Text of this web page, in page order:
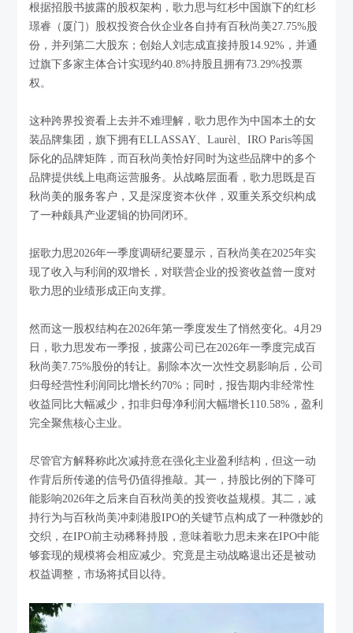
根据招股书披露的股权架构，歌力思与红杉中国旗下的红杉
璟睿（厦门）股权投资合伙企业各自持有百秋尚美27.75%股
份，并列第二大股东；创始人刘志成直接持股14.92%，并通
过旗下多家主体合计实现约40.8%持股且拥有73.29%投票
权。
这种跨界投资看上去并不难理解，歌力思作为中国本土的女
装品牌集团，旗下拥有ELLASSAY、Laurèl、IRO Paris等国
际化的品牌矩阵，而百秋尚美恰好同时为这些品牌中的多个
品牌提供线上电商运营服务。从战略层面看，歌力思既是百
秋尚美的服务客户，又是深度资本伙伴，双重关系交织构成
了一种颇具产业逻辑的协同闭环。
据歌力思2026年一季度调研纪要显示，百秋尚美在2025年实
现了收入与利润的双增长，对联营企业的投资收益曾一度对
歌力思的业绩形成正向支撑。
然而这一股权结构在2026年第一季度发生了悄然变化。4月29
日，歌力思发布一季报，披露公司已在2026年一季度完成百
秋尚美7.75%股份的转让。剔除本次一次性交易影响后，公司
归母经营性利润同比增长约70%；同时，报告期内非经常性
收益同比大幅减少，扣非归母净利润大幅增长110.58%，盈利
完全聚焦核心主业。
尽管官方解释称此次减持意在强化主业盈利结构，但这一动
作背后所传递的信号仍值得推敲。其一，持股比例的下降可
能影响2026年之后来自百秋尚美的投资收益规模。其二，减
持行为与百秋尚美冲刺港股IPO的关键节点构成了一种微妙的
交织，在IPO前主动稀释持股，意味着歌力思未来在IPO中能
够套现的规模将会相应减少。究竟是主动战略退出还是被动
权益调整，市场将拭目以待。